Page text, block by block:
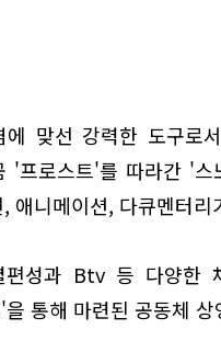
에 맞선 강력한 도구로
'프로스트'를 따라간 '
애니메이션, 다큐멘터리
편성과 Btv 등 다양한
통해 마련된 공동체